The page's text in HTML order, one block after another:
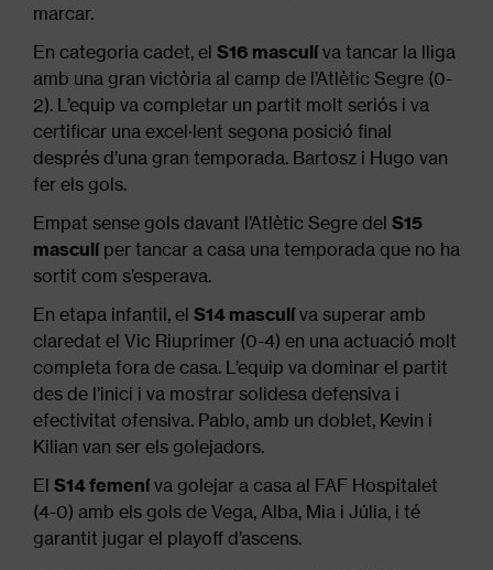
marcar.
En categoria cadet, el S16 masculíva tancar la lliga
amb una gran victòria al camp de l’Atlètic Segre (0-
2). L’equip va completar un partit molt seriós i va
certificar una excel·lent segona posició final
després d’una gran temporada. Bartosz i Hugo van
fer els gols.
Empat sense gols davant l’Atlètic Segre del S15
masculíper tancar a casa una temporada que no ha
sortit com s’esperava.
En etapa infantil, el S14 masculíva superar amb
claredat el Vic Riuprimer (0-4) en una actuació molt
completa fora de casa. L’equip va dominar el partit
des de l’inici i va mostrar solidesa defensiva i
efectivitat ofensiva. Pablo, amb un doblet, Kevin i
Kilian van ser els golejadors.
El S14 femeníva golejar a casa al FAF Hospitalet
(4-0) amb els gols de Vega, Alba, Mia i Júlia, i té
garantit jugar el playoff d’ascens.